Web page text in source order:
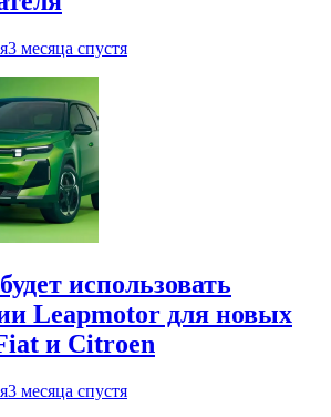
3 месяца спустя
использовать
Leapmotor для новых
и Citroen
3 месяца спустя